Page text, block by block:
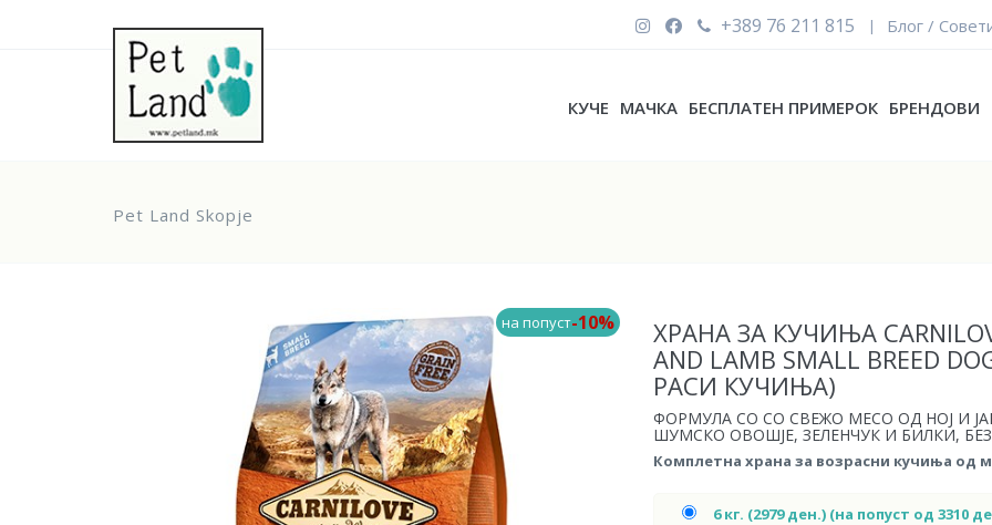
+389 76 211 815 | Блог /
КУЧЕ МАЧКА БЕСПЛАТЕН ПРИМЕРОК БРЕНДОВИ
Pet Land Skopje
на попуст-10%
ХРАНА ЗА КУЧИЊА
AND LAMB SMALL BREED
РАСИ КУЧИЊА)
ФОРМУЛА СО СО СВЕЖО МЕСО ОД НОЈ И
ШУМСКО ОВОШЈЕ, ЗЕЛЕНЧУК И БИЛКИ,
Комплетна храна за возрасни кучиња од
6 кг. (2979 ден.) (на попуст од 3310